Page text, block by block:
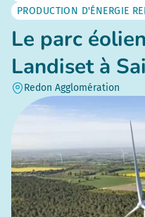
PRODUCTION D'ÉNERGIE
Le parc
Landiset à
Redon Agglomération